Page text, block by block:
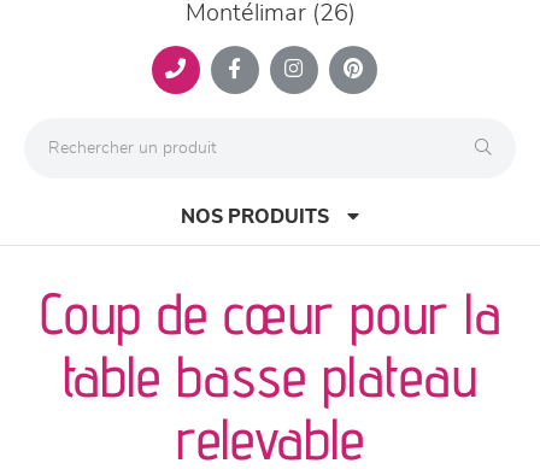
Montélimar (26)
NOS PRODUITS
canapés et fauteuils
séjours
Coup de cœur pour la
table basse plateau
relevable